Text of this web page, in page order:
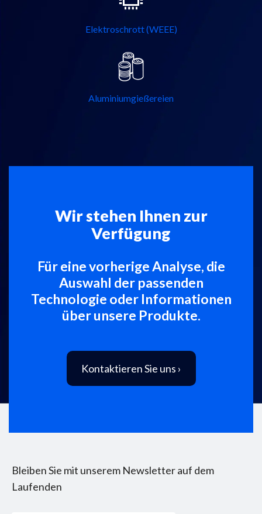
Elektroschrott (WEEE)
Aluminiumgießereien
Wir stehen Ihnen zur
Verfügung
Für eine vorherige Analyse, die
Auswahl der passenden
Technologie oder Informationen
über unsere Produkte.
Kontaktieren Sie uns ›
Bleiben Sie mit unserem Newsletter auf dem
Laufenden